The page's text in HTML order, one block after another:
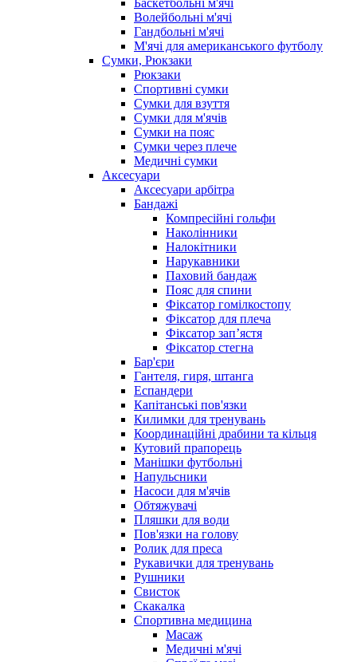
Баскетбольні м'ячі
Волейбольні м'ячі
Гандбольні м'ячі
М'ячі для американського футболу
Сумки, Рюкзаки
Рюкзаки
Спортивні сумки
Сумки для взуття
Сумки для м'ячів
Сумки на пояс
Сумки через плече
Медичні сумки
Аксесуари
Аксесуари арбітра
Бандажі
Компресійні гольфи
Наколінники
Налокітники
Нарукавники
Паховий бандаж
Пояс для спини
Фіксатор гомілкостопу
Фіксатор для плеча
Фіксатор запʼястя
Фіксатор стегна
Бар'єри
Гантеля, гиря, штанга
Еспандери
Капітанські пов'язки
Килимки для тренувань
Координаційні драбини та кільця
Кутовий прапорець
Манішки футбольні
Напульсники
Насоси для м'ячів
Обтяжувачі
Пляшки для води
Пов'язки на голову
Ролик для преса
Рукавички для тренувань
Рушники
Свисток
Скакалка
Спортивна медицина
Масаж
Медичні м'ячі